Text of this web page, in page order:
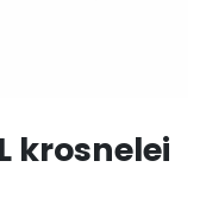
krosnelei